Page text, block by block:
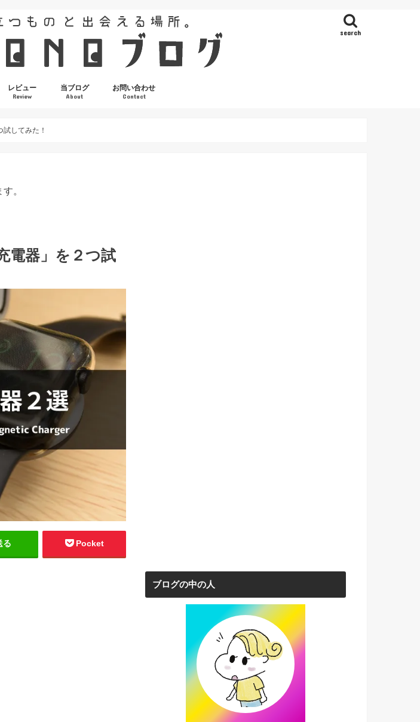
search
レビュー
Review
当ブログ
About
お問い合わせ
Contact
してみた！
。
電器」を２つ試
る Pocket
ブログの中の人